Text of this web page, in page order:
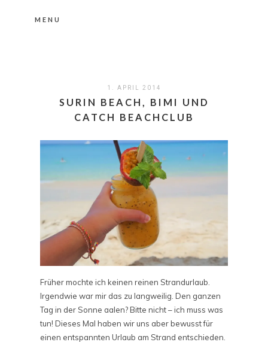
MENU
1. APRIL 2014
SURIN BEACH, BIMI UND
CATCH BEACHCLUB
Früher mochte ich keinen reinen Strandurlaub.
Irgendwie war mir das zu langweilig. Den ganzen
Tag in der Sonne aalen? Bitte nicht – ich muss was
tun! Dieses Mal haben wir uns aber bewusst für
einen entspannten Urlaub am Strand entschieden.